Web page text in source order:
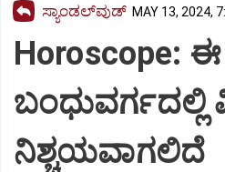
ಸ್ಯಾಂಡಲ್‌ವುಡ್‌ MAY 13, 2024,
Horoscope:
ಬಂಧುವರ್ಗದಲ್ಲಿ
ನಿಶ್ಚಯವಾಗಲಿದೆ